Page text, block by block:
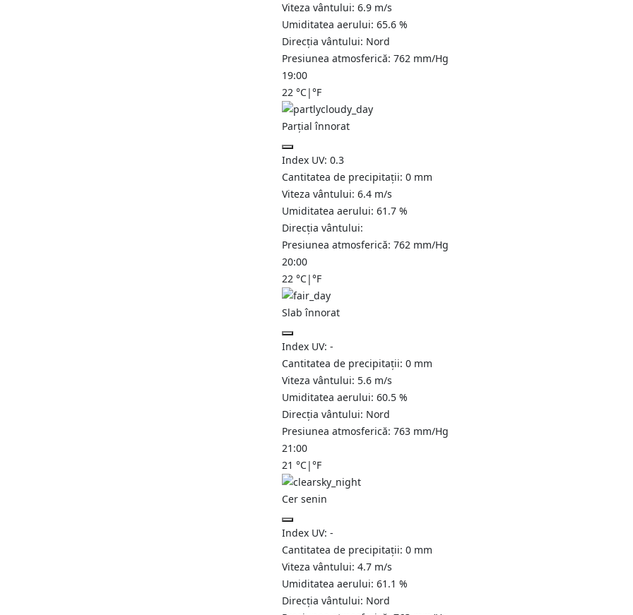
Viteza vântului: 6.9 m/s
Umiditatea aerului: 65.6 %
Direcția vântului: Nord
Presiunea atmosferică: 762 mm/Hg
19:00
22 °C|°F
Parțial înnorat
Index UV: 0.3
Cantitatea de precipitații: 0 mm
Viteza vântului: 6.4 m/s
Umiditatea aerului: 61.7 %
Direcția vântului:
Presiunea atmosferică: 762 mm/Hg
20:00
22 °C|°F
Slab înnorat
Index UV: -
Cantitatea de precipitații: 0 mm
Viteza vântului: 5.6 m/s
Umiditatea aerului: 60.5 %
Direcția vântului: Nord
Presiunea atmosferică: 763 mm/Hg
21:00
21 °C|°F
Cer senin
Index UV: -
Cantitatea de precipitații: 0 mm
Viteza vântului: 4.7 m/s
Umiditatea aerului: 61.1 %
Direcția vântului: Nord